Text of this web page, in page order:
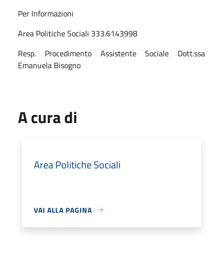
Per Informazioni
Area Politiche Sociali 333.6143998
Resp. Procedimento Assistente Sociale Dott.ssa
Emanuela Bisogno
A cura di
Area Politiche Sociali
VAI ALLA PAGINA